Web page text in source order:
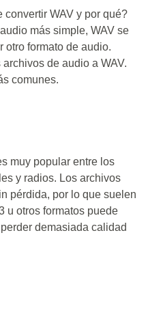
convertir WAV y por qué?
más simple, WAV se
otro formato de audio.
de audio a WAV.
comunes.
muy popular entre los
y radios. Los archivos
pérdida, por lo que suelen
u otros formatos puede
demasiada calidad